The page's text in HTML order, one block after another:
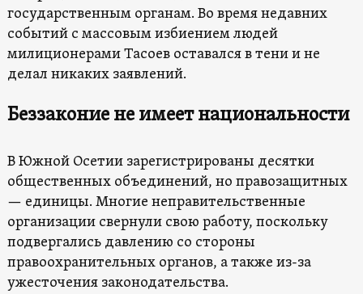
государственным органам. Во время недавних
событий с массовым избиением людей
милиционерами Тасоев оставался в тени и не
делал никаких заявлений.
Беззаконие не имеет национальности
В Южной Осетии зарегистрированы десятки
общественных объединений, но правозащитных
— единицы. Многие неправительственные
организации свернули свою работу, поскольку
подвергались давлению со стороны
правоохранительных органов, а также из-за
ужесточения законодательства.